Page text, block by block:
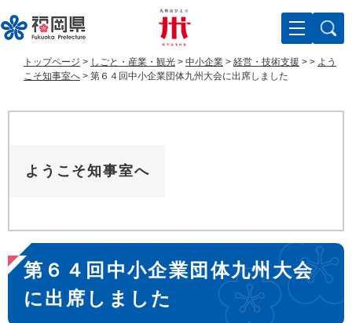
ー
ジ
ニ
ュ
トップページ > しごと・産業・観光 > 中小企業 > 経営・技術支援 > > よう
こそ知事室へ > 第６４回中小企業団体九州大会に出席しました
ようこそ知事室へ
本
文
第６４回中小企業団体九州大会
に出席しました